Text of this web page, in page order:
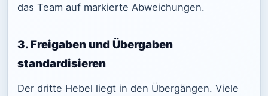
das Team auf markierte Abweichungen.
3. Freigaben und Übergaben
standardisieren
Der dritte Hebel liegt in den Übergängen. Viele